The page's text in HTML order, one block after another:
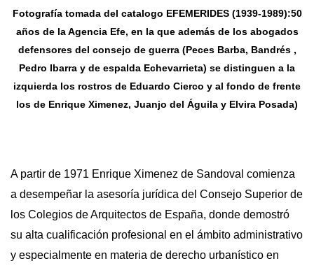
Fotografía tomada del catalogo EFEMERIDES (1939-1989):50
años de la Agencia Efe, en la que además de los abogados
defensores del consejo de guerra (Peces Barba, Bandrés ,
Pedro Ibarra y de espalda Echevarrieta) se distinguen a la
izquierda los rostros de Eduardo Cierco y al fondo de frente
los de Enrique Ximenez, Juanjo del Águila y Elvira Posada)
A partir de 1971 Enrique Ximenez de Sandoval comienza
a desempeñar la asesoría jurídica del Consejo Superior de
los Colegios de Arquitectos de España, donde demostró
su alta cualificación profesional en el ámbito administrativo
y especialmente en materia de derecho urbanístico en